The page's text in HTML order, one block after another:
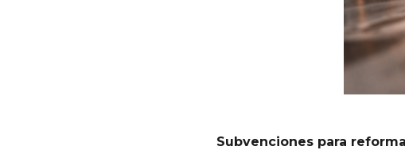
Subvenciones para